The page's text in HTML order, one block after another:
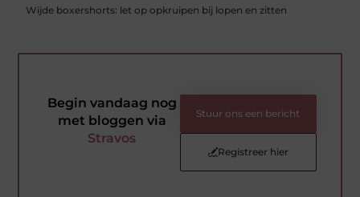
Wijde boxershorts: let op opkruipen bij lopen en zitten
Begin vandaag nog
met bloggen via
Stravos
Stuur ons een bericht
Registreer hier